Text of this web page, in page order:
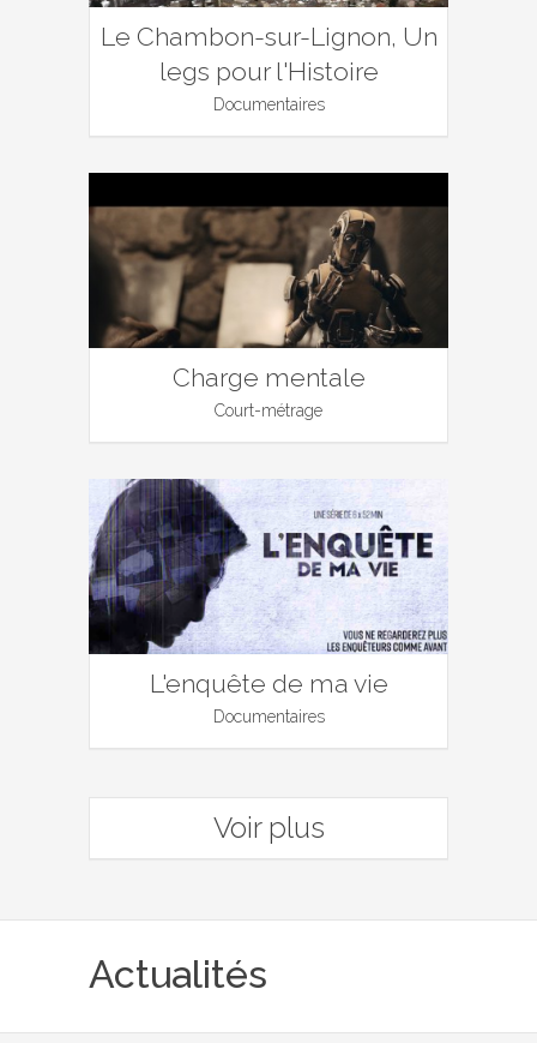
Le Chambon-sur-Lignon, Un
legs pour l'Histoire
Documentaires
Charge mentale
Court-métrage
L'enquête de ma vie
Documentaires
Voir plus
Actualités